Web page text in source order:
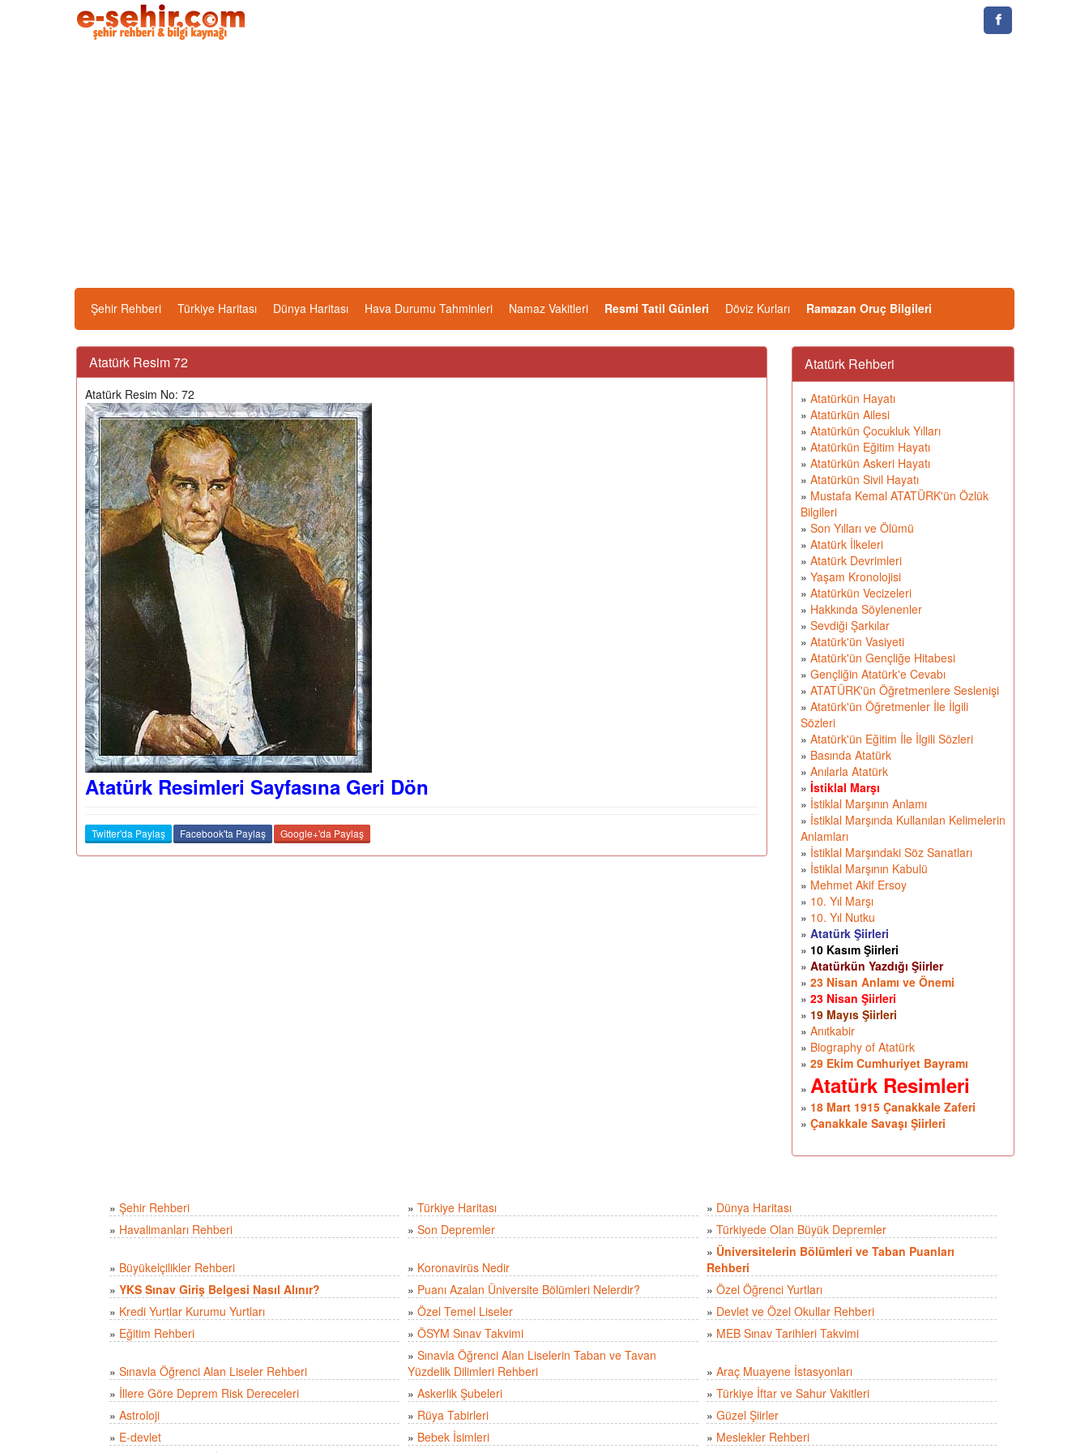
Şehir Rehberi Türkiye Haritası Dünya Haritası Hava Durumu Tahminleri Namaz Vakitleri Resmi Tatil Günleri Döviz Kurları Ramazan Oruç Bilgileri
Atatürk Resim 72
Atatürk Resim No: 72
Atatürk Resimleri Sayfasına Geri Dön
Twitter'da Paylaş Facebook'ta Paylaş Google+'da Paylaş
Atatürk Rehberi
» Atatürkün Hayatı
» Atatürkün Ailesi
» Atatürkün Çocukluk Yılları
» Atatürkün Eğitim Hayatı
» Atatürkün Askeri Hayatı
» Atatürkün Sivil Hayatı
» Mustafa Kemal ATATÜRK'ün Özlük
Bilgileri
» Son Yılları ve Ölümü
» Atatürk İlkeleri
» Atatürk Devrimleri
» Yaşam Kronolojisi
» Atatürkün Vecizeleri
» Hakkında Söylenenler
» Sevdiği Şarkılar
» Atatürk'ün Vasiyeti
» Atatürk'ün Gençliğe Hitabesi
» Gençliğin Atatürk'e Cevabı
» ATATÜRK'ün Öğretmenlere Seslenişi
» Atatürk'ün Öğretmenler İle İlgili
Sözleri
» Atatürk'ün Eğitim İle İlgili Sözleri
» Basında Atatürk
» Anılarla Atatürk
» İstiklal Marşı
» İstiklal Marşının Anlamı
» İstiklal Marşında Kullanılan Kelimelerin
Anlamları
» İstiklal Marşındaki Söz Sanatları
» İstiklal Marşının Kabulü
» Mehmet Akif Ersoy
» 10. Yıl Marşı
» 10. Yıl Nutku
» Atatürk Şiirleri
» 10 Kasım Şiirleri
» Atatürkün Yazdığı Şiirler
» 23 Nisan Anlamı ve Önemi
» 23 Nisan Şiirleri
» 19 Mayıs Şiirleri
» Anıtkabir
» Biography of Atatürk
» 29 Ekim Cumhuriyet Bayramı
» Atatürk Resimleri
» 18 Mart 1915 Çanakkale Zaferi
» Çanakkale Savaşı Şiirleri
» Şehir Rehberi » Türkiye Haritası » Dünya Haritası
» Havalimanları Rehberi » Son Depremler » Türkiyede Olan Büyük Depremler
» Büyükelçilikler Rehberi » Koronavirüs Nedir
» Üniversitelerin Bölümleri ve Taban Puanları
Rehberi
» YKS Sınav Giriş Belgesi Nasıl Alınır? » Puanı Azalan Üniversite Bölümleri Nelerdir? » Özel Öğrenci Yurtları
» Kredi Yurtlar Kurumu Yurtları » Özel Temel Liseler » Devlet ve Özel Okullar Rehberi
» Eğitim Rehberi » ÖSYM Sınav Takvimi » MEB Sınav Tarihleri Takvimi
» Sınavla Öğrenci Alan Liseler Rehberi
» Sınavla Öğrenci Alan Liselerin Taban ve Tavan
Yüzdelik Dilimleri Rehberi
» Araç Muayene İstasyonları
» İllere Göre Deprem Risk Dereceleri » Askerlik Şubeleri » Türkiye İftar ve Sahur Vakitleri
» Astroloji » Rüya Tabirleri » Güzel Şiirler
» E-devlet » Bebek İsimleri » Meslekler Rehberi